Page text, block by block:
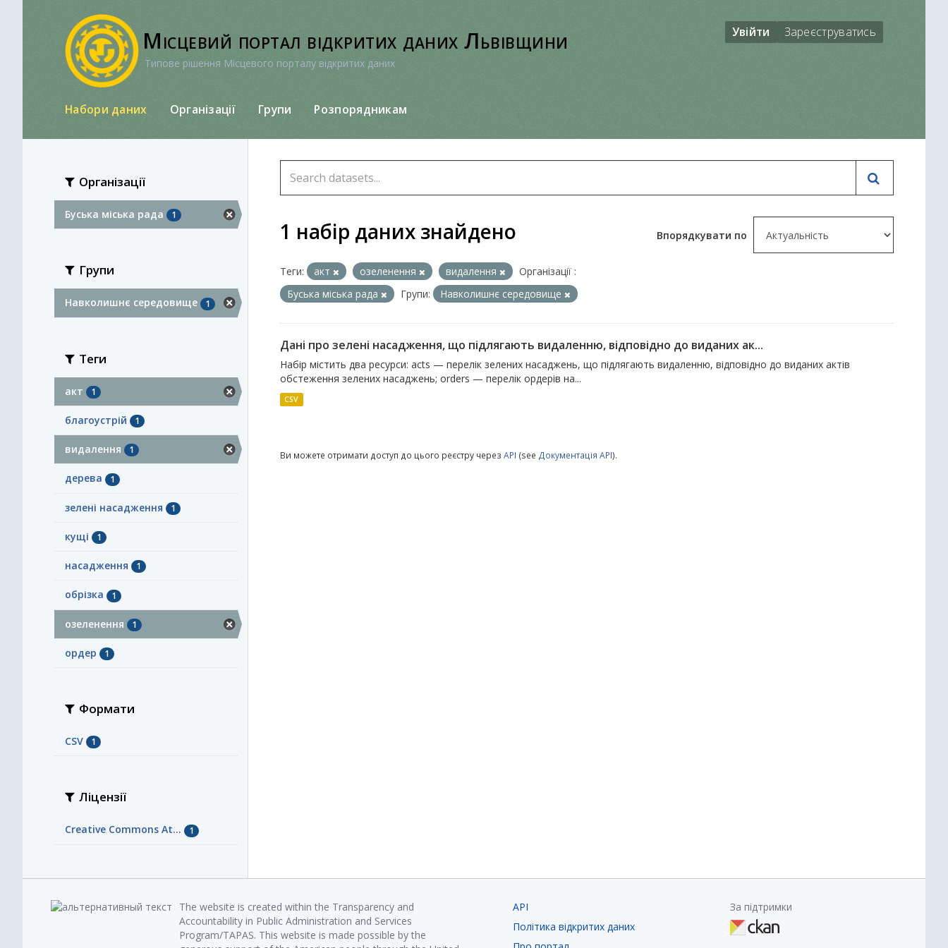
Місцевий портал відкритих даних Львівщини
Типове рішення Місцевого порталу відкритих даних
Увійти Зареєструватись
Набори даних Організації Групи Розпорядникам
Організації
Буська міська рада 1
Групи
Навколишнє середовище 1
Теги
акт 1
благоустрій 1
видалення 1
дерева 1
зелені насадження 1
кущі 1
насадження 1
обрізка 1
озеленення 1
ордер 1
Формати
CSV 1
Ліцензії
Creative Commons At... 1
Впорядкувати по
1 набір даних знайдено
Теги: акт озеленення видалення
Організації :
Буська міська рада
Групи: Навколишнє середовище
Дані про зелені насадження, що підлягають видаленню, відповідно до виданих ак...
Набір містить два ресурси: acts — перелік зелених насаджень, що підлягають видаленню, відповідно до виданих актів
обстеження зелених насаджень; orders — перелік ордерів на...
CSV
Ви можете отримати доступ до цього реєстру через API (see Документація API).
The website is created within the Transparency and
Accountability in Public Administration and Services
Program/TAPAS. This website is made possible by the
API
Політика відкритих даних
За підтримки